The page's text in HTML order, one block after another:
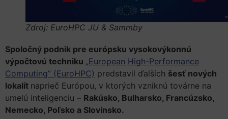
Zdroj: EuroHPC JU & Sammby
Spoločný podnik pre európsku vysokovýkonnú
výpočtovú techniku „European High-Performance
Computing” (EuroHPC) predstavil ďalších šesť nových
lokalít naprieč Európou, v ktorých vzniknú továrne na
umelú inteligenciu – Rakúsko, Bulharsko, Francúzsko,
Nemecko, Poľsko a Slovinsko.